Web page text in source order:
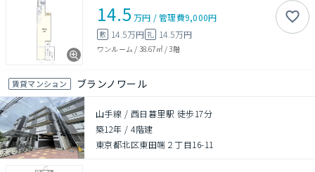
14.5 万円 /管理費9,000円
敷 14.5万円 礼 14.5万円
ワンルーム / 38.67㎡/3階
賃貸マンション ブランノワール
山手線 / 西日暮里駅 徒歩17分
築12年 /4階建
東京都北区東田端２丁目16-11